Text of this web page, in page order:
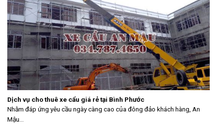
Dịch vụ cho thuê xe cẩu giá rẻ tại Bình Phước
Nhằm đáp ứng yêu cầu ngày càng cao của đông đảo khách hàng, An
Mậu...